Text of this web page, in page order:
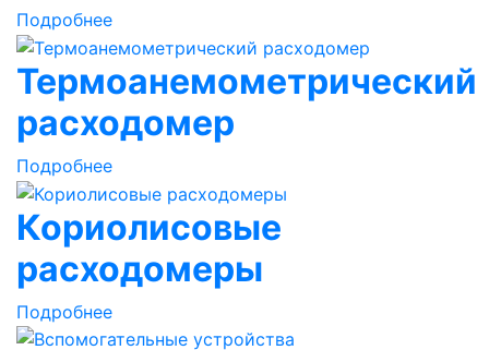
Подробнее
Термоанемометрический
расходомер
Подробнее
Кориолисовые
расходомеры
Подробнее